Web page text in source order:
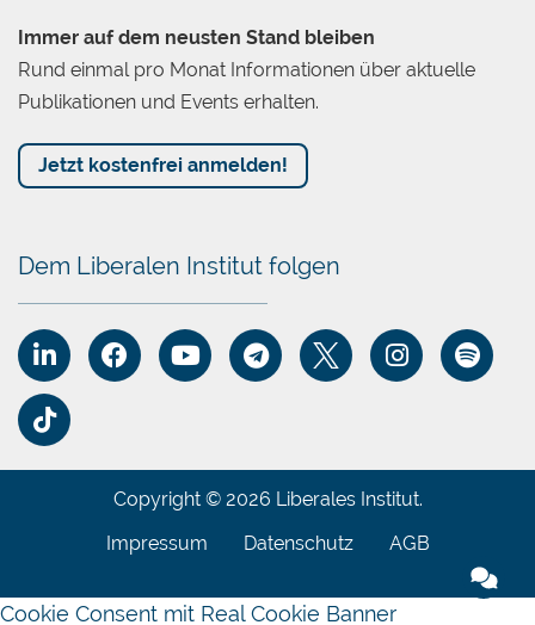
Immer auf dem neusten Stand bleiben
Rund einmal pro Monat Informationen über aktuelle
Publikationen und Events erhalten.
Jetzt kostenfrei anmelden!
Dem Liberalen Institut folgen
Copyright © 2026 Liberales Institut.
Impressum
Datenschutz AGB
Cookie Consent mit Real Cookie Banner